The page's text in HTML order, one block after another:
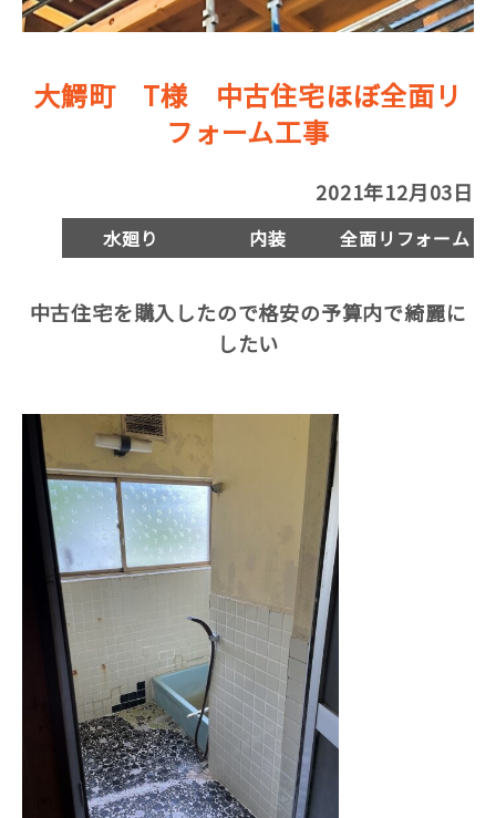
大鰐町 T様 中古住宅ほぼ全面リ
フォーム工事
2021年12月03日
水廻り 内装 全面リフォーム
中古住宅を購入したので格安の予算内で綺麗に
したい